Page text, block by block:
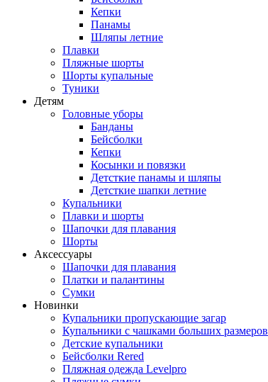
Кепки
Панамы
Шляпы летние
Плавки
Пляжные шорты
Шорты купальные
Туники
Детям
Головные уборы
Банданы
Бейсболки
Кепки
Косынки и повязки
Детсткие панамы и шляпы
Детсткие шапки летние
Купальники
Плавки и шорты
Шапочки для плавания
Шорты
Аксессуары
Шапочки для плавания
Платки и палантины
Сумки
Новинки
Купальники пропускающие загар
Купальники с чашками больших размеров
Детские купальники
Бейсболки Rered
Пляжная одежда Levelpro